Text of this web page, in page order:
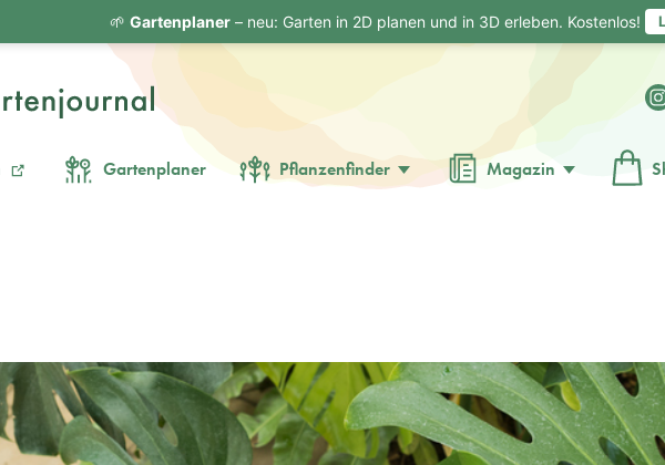
Gartenplaner Pflanzenfinder Magazin
🌱 Gartenplaner– neu: Garten in 2D planen und in 3D erleben. Kostenlos!